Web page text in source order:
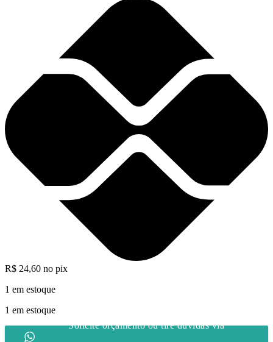
R$ 24,60 no pix
1 em estoque
1 em estoque
Solicite orçamento ou tire dúvidas via